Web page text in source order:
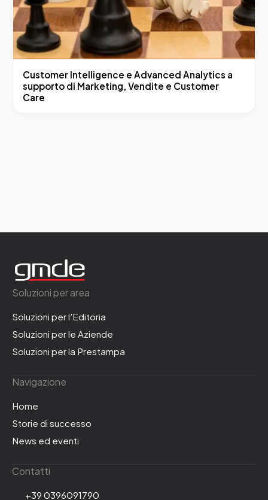
Customer Intelligence e Advanced Analytics a
supporto di Marketing, Vendite e Customer
Care
Soluzioni per area
Soluzioni per l'Editoria
Soluzioni per le Aziende
Soluzioni per la Prestampa
Navigazione
Home
Storie di successo
News ed eventi
Contatti
+39 0396091790